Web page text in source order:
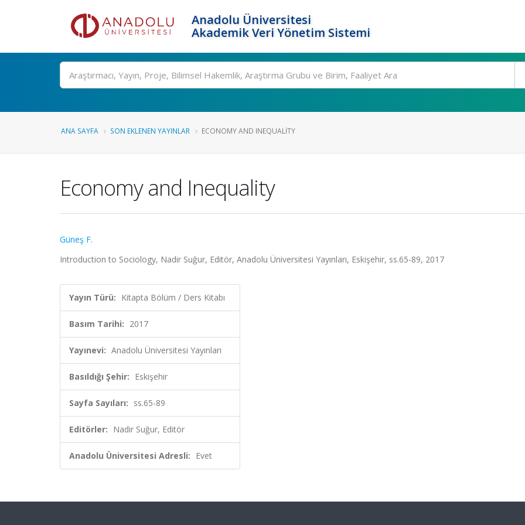
Anadolu Üniversitesi
Akademik Veri Yönetim Sistemi
Ara
ANA SAYFA SON EKLENEN YAYINLAR ECONOMY AND INEQUALITY
Economy and Inequality
Güneş F.
Introduction to Sociology, Nadir Suğur, Editör, Anadolu Üniversitesi Yayınları, Eskişehir, ss.65-89, 2017
Yayın Türü: Kitapta Bölüm / Ders Kitabı
Basım Tarihi: 2017
Yayınevi: Anadolu Üniversitesi Yayınları
Basıldığı Şehir: Eskişehir
Sayfa Sayıları: ss.65-89
Editörler: Nadir Suğur, Editör
Anadolu Üniversitesi Adresli: Evet